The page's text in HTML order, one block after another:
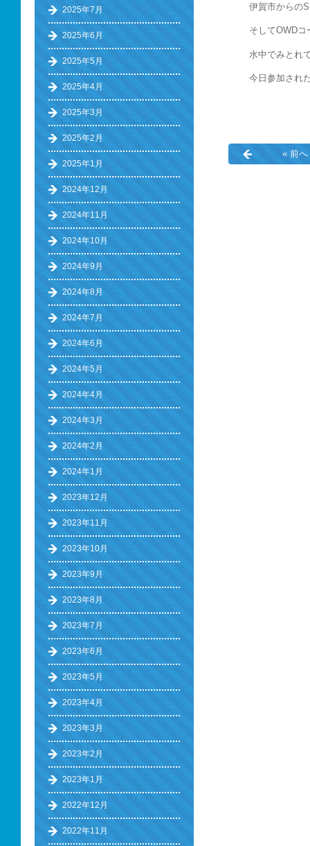
伊賀市からの
そしてOWD
水中でみとれ
今日参加され
« 前へ
2025年7月
2025年6月
2025年5月
2025年4月
2025年3月
2025年2月
2025年1月
2024年12月
2024年11月
2024年10月
2024年9月
2024年8月
2024年7月
2024年6月
2024年5月
2024年4月
2024年3月
2024年2月
2024年1月
2023年12月
2023年11月
2023年10月
2023年9月
2023年8月
2023年7月
2023年6月
2023年5月
2023年4月
2023年3月
2023年2月
2023年1月
2022年12月
2022年11月